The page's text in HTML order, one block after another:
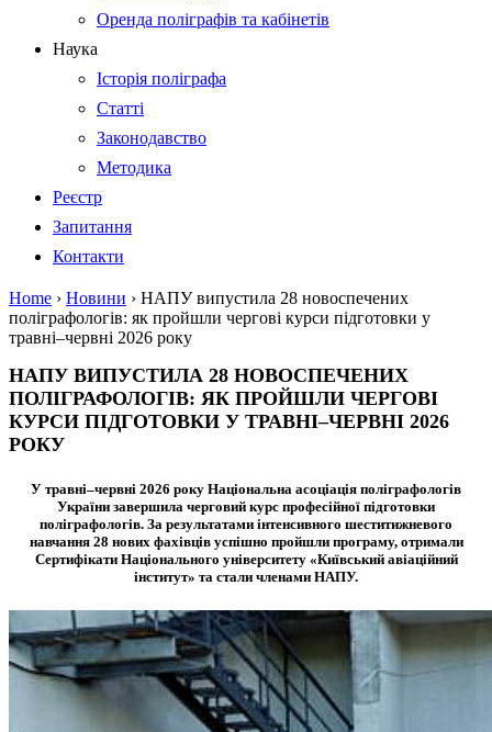
Оренда поліграфів та кабінетів
Наука
Історія поліграфа
Статті
Законодавство
Методика
Реєстр
Запитання
Контакти
Home › Новини › НАПУ випустила 28 новоспечених
поліграфологів: як пройшли чергові курси підготовки у
травні–червні 2026 року
НАПУ ВИПУСТИЛА 28 НОВОСПЕЧЕНИХ
ПОЛІГРАФОЛОГІВ: ЯК ПРОЙШЛИ ЧЕРГОВІ
КУРСИ ПІДГОТОВКИ У ТРАВНІ–ЧЕРВНІ 2026
РОКУ
У травні–червні 2026 року Національна асоціація поліграфологів
України завершила черговий курс професійної підготовки
поліграфологів. За результатами інтенсивного шеститижневого
навчання 28 нових фахівцівуспішно пройшли програму, отримали
Сертифікати Національного університету «Київський авіаційний
інститут» та стали членами НАПУ.